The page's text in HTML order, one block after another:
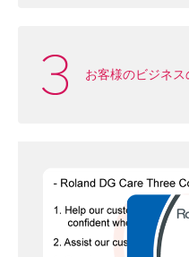
お客様のビジネス